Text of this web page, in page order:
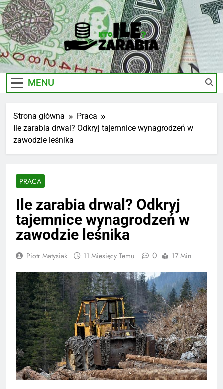
Skip
to
content
Ile-
Zarabia.edu.pl
Zarobki Gwiazd, Ciekawostki I Biznes
MENU
Strona główna
Praca
Ile zarabia drwal? Odkryj tajemnice wynagrodzeń w
zawodzie leśnika
PRACA
Ile zarabia drwal? Odkryj
tajemnice wynagrodzeń w
zawodzie leśnika
Piotr Matysiak 11 Miesięcy Temu 0 17 Min